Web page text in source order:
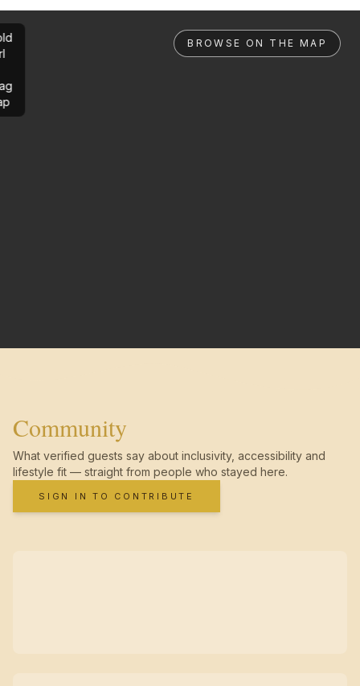
BROWSE ON THE MAP
Community
What verified guests say about inclusivity, accessibility and
lifestyle fit — straight from people who stayed here.
SIGN IN TO CONTRIBUTE